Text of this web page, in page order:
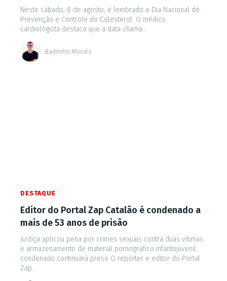
Neste sábado, 8 de agosto, é lembrado o Dia Nacional de
Prevenção e Controle do Colesterol. O médico
cardiologista destaca que a data chama...
Badiinho Moisés
DESTAQUE
Editor do Portal Zap Catalão é condenado a
mais de 53 anos de prisão
Justiça aplicou pena por crimes sexuais contra duas vítimas
e armazenamento de material pornográfico infantojuvenil;
condenado continuará preso O repórter e editor do Portal
Zap...